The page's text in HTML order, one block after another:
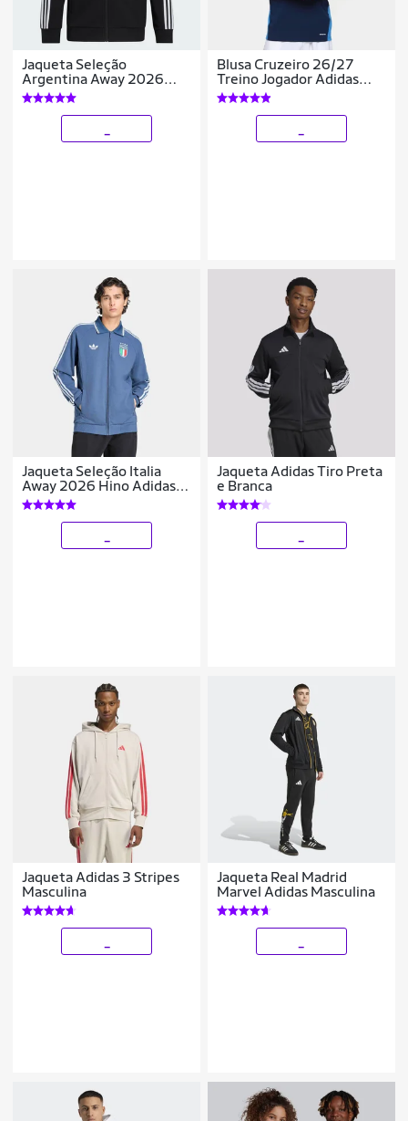
Jaqueta Seleção
Argentina Away 2026
Hino Adidas Originals
Masculina
Blusa Cruzeiro 26/27
Treino Jogador Adidas
Masculina
Jaqueta Seleção Italia
Away 2026 Hino Adidas
Originals Masculina
Jaqueta Adidas Tiro Preta
e Branca
Jaqueta Adidas 3 Stripes
Masculina
Jaqueta Real Madrid
Marvel Adidas Masculina